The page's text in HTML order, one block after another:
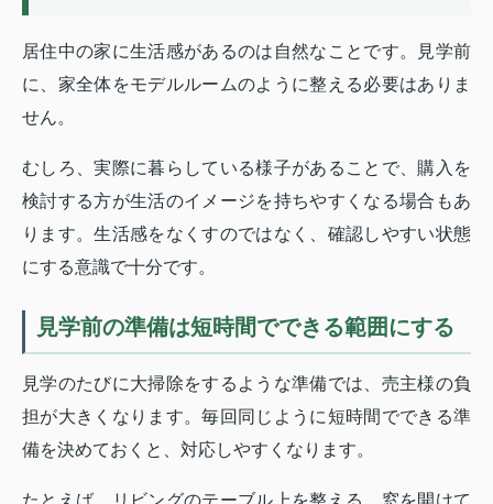
居住中の家に生活感があるのは自然なことです。見学前
に、家全体をモデルルームのように整える必要はありま
せん。
むしろ、実際に暮らしている様子があることで、購入を
検討する方が生活のイメージを持ちやすくなる場合もあ
ります。生活感をなくすのではなく、確認しやすい状態
にする意識で十分です。
見学前の準備は短時間でできる範囲にする
見学のたびに大掃除をするような準備では、売主様の負
担が大きくなります。毎回同じように短時間でできる準
備を決めておくと、対応しやすくなります。
たとえば、リビングのテーブル上を整える、窓を開けて